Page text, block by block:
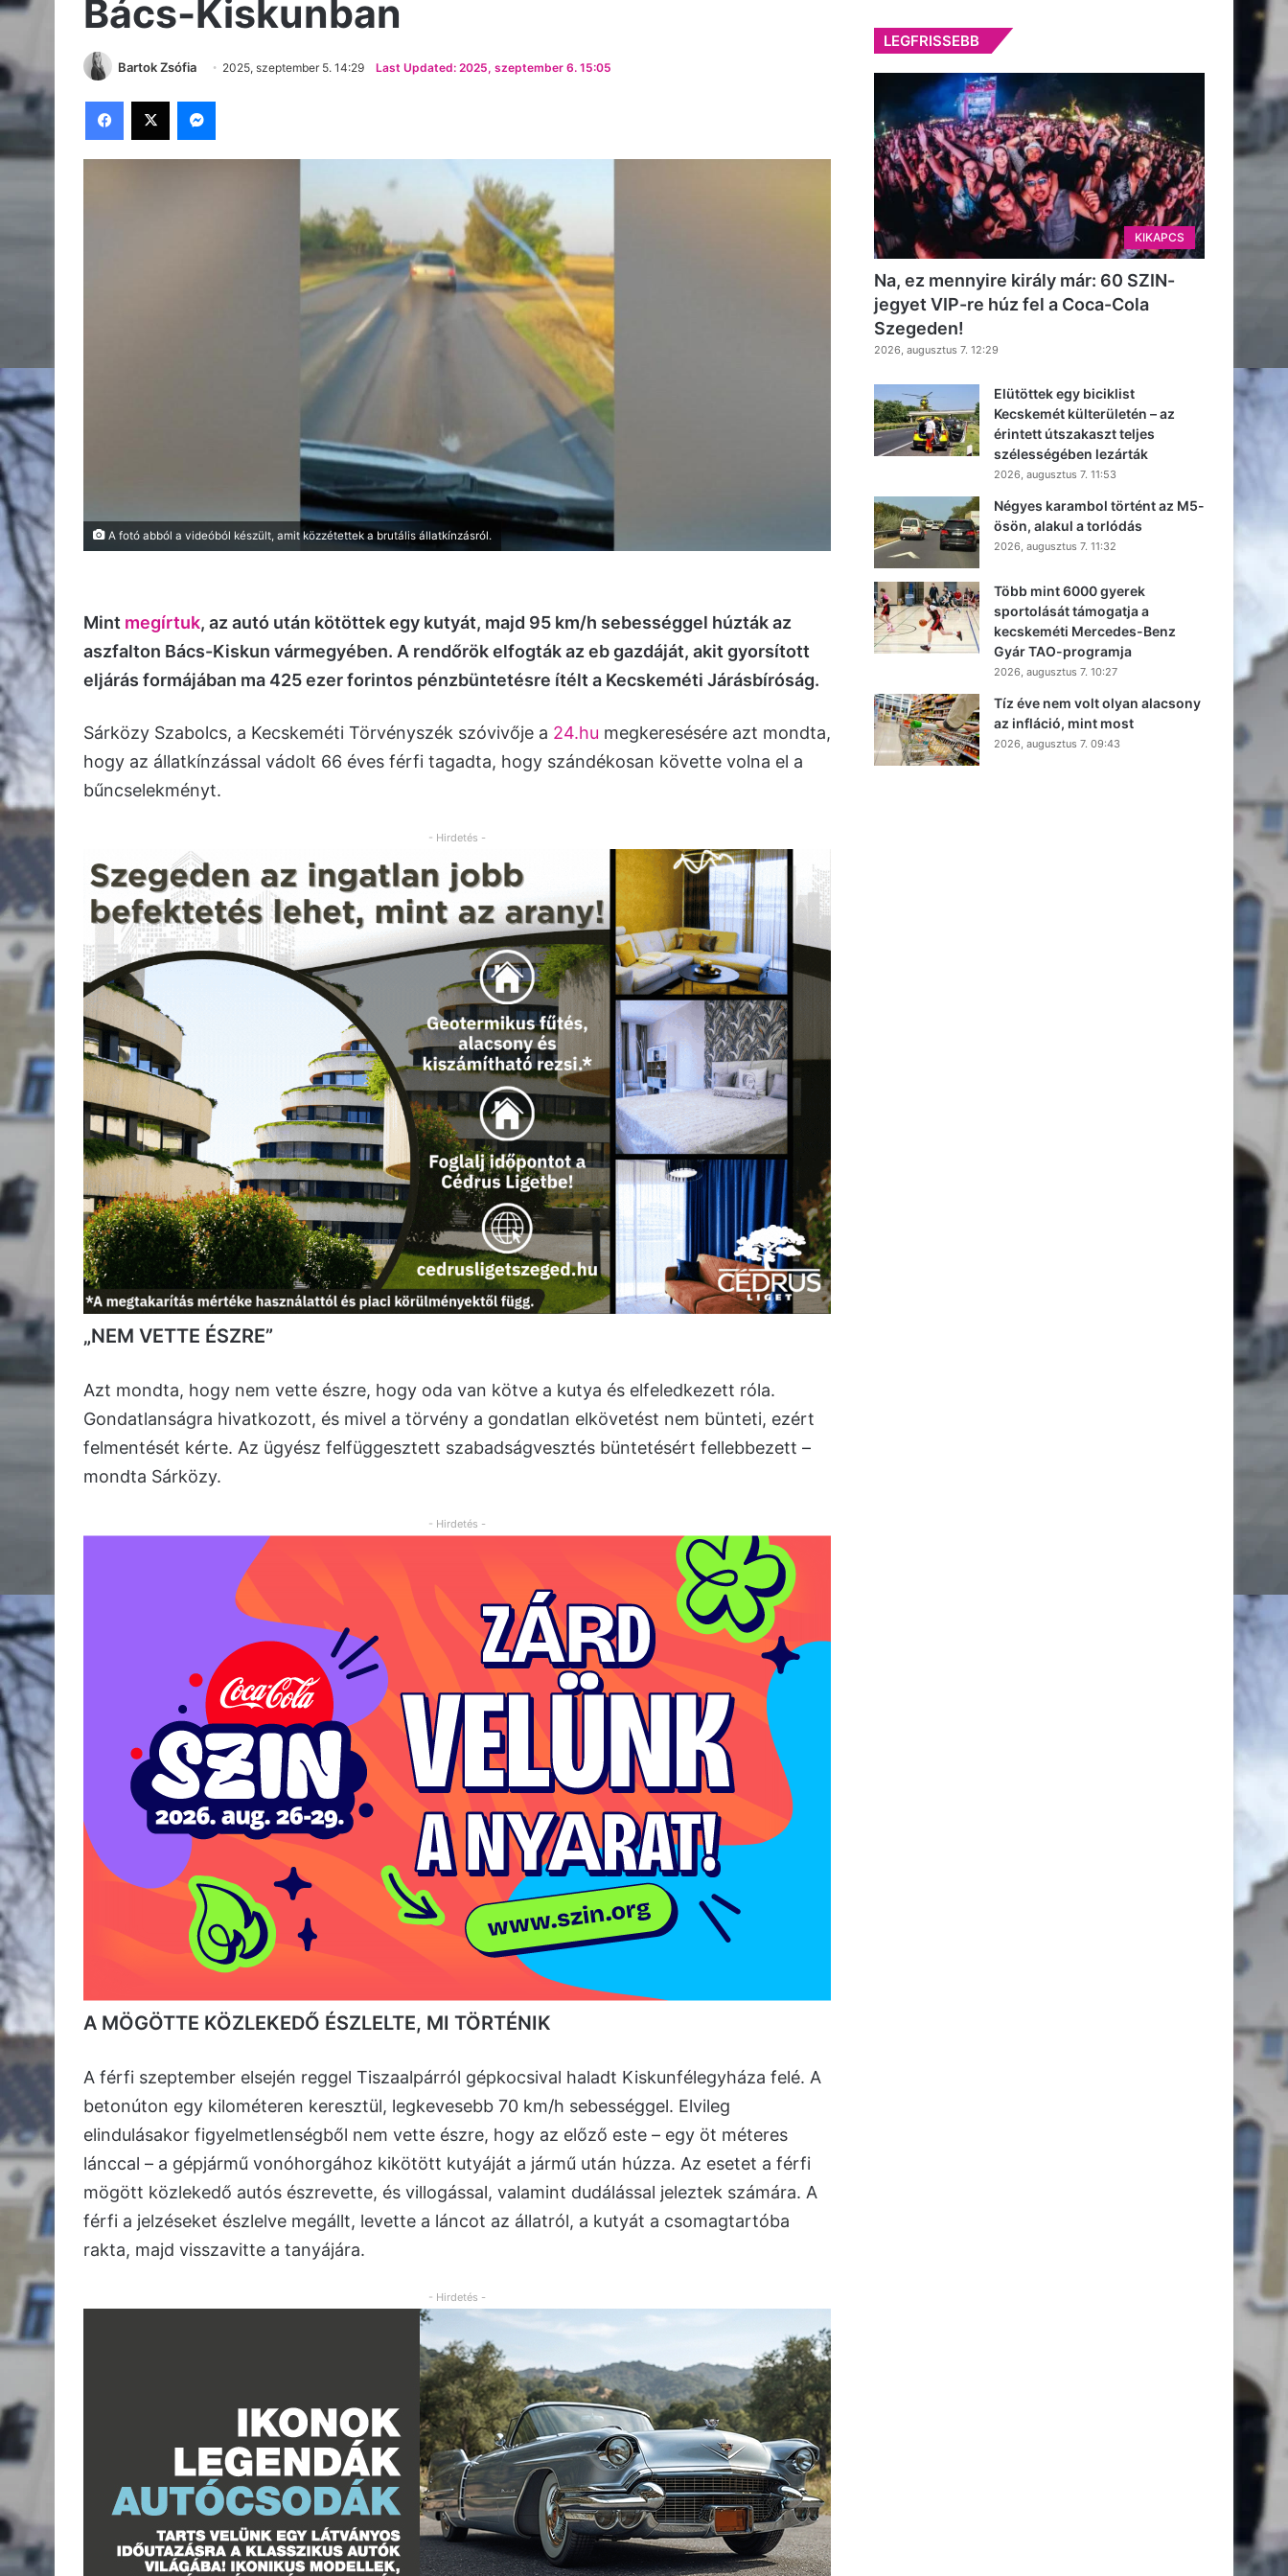
Bács-Kiskunban
Bartok Zsófia 2025, szeptember 5. 14:29 Last Updated: 2025, szeptember 6. 15:05
Facebook
X Messenger
A fotó abból a videóból készült, amit közzétettek a brutális állatkínzásról.
Mint megírtuk, az autó után kötöttek egy kutyát, majd 95 km/h sebességgel húzták az
aszfalton Bács-Kiskun vármegyében. A rendőrök elfogták az eb gazdáját, akit gyorsított
eljárás formájában ma 425 ezer forintos pénzbüntetésre ítélt a Kecskeméti Járásbíróság.
Sárközy Szabolcs, a Kecskeméti Törvényszék szóvivője a 24.hu megkeresésére azt mondta,
hogy az állatkínzással vádolt 66 éves férfi tagadta, hogy szándékosan követte volna el a
bűncselekményt.
- Hirdetés -
„NEM VETTE ÉSZRE”
Azt mondta, hogy nem vette észre, hogy oda van kötve a kutya és elfeledkezett róla.
Gondatlanságra hivatkozott, és mivel a törvény a gondatlan elkövetést nem bünteti, ezért
felmentését kérte. Az ügyész felfüggesztett szabadságvesztés büntetésért fellebbezett –
mondta Sárközy.
- Hirdetés -
A MÖGÖTTE KÖZLEKEDŐ ÉSZLELTE, MI TÖRTÉNIK
A férfi szeptember elsején reggel Tiszaalpárról gépkocsival haladt Kiskunfélegyháza felé. A
betonúton egy kilométeren keresztül, legkevesebb 70 km/h sebességgel. Elvileg
elindulásakor figyelmetlenségből nem vette észre, hogy az előző este – egy öt méteres
lánccal – a gépjármű vonóhorgához kikötött kutyáját a jármű után húzza. Az esetet a férfi
mögött közlekedő autós észrevette, és villogással, valamint dudálással jeleztek számára. A
férfi a jelzéseket észlelve megállt, levette a láncot az állatról, a kutyát a csomagtartóba
rakta, majd visszavitte a tanyájára.
- Hirdetés -
LEGFRISSEBB
KIKAPCS
Na, ez mennyire király már: 60 SZIN-
jegyet VIP-re húz fel a Coca-Cola
Szegeden!
2026, augusztus 7. 12:29
Elütöttek egy biciklist
Kecskemét külterületén – az
érintett útszakaszt teljes
szélességében lezárták
2026, augusztus 7. 11:53
Négyes karambol történt az M5-
ösön, alakul a torlódás
2026, augusztus 7. 11:32
Több mint 6000 gyerek
sportolását támogatja a
kecskeméti Mercedes-Benz
Gyár TAO-programja
2026, augusztus 7. 10:27
Tíz éve nem volt olyan alacsony
az infláció, mint most
2026, augusztus 7. 09:43